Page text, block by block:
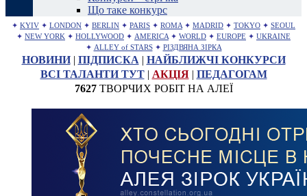
Що таке конкурс
✦ KYIV ✦ LONDON ✦ BERLIN ✦ PARIS ✦ ROMA ✦ MADRID ✦ TOKYO ✦ SEOUL
✦ NEW YORK ✦ HOLLYWOOD ✦ AMERICA ✦ WORLD ✦ EUROPE ✦ UKRAINE
✦ ALLEY of STARS ✦ РІЗДВЯНА ЗІРКА
НОВИНИ| ПІДПИСКА | НАЙБЛИЖЧІ КОНКУРСИ
ВСІ ТАЛАНТИ ТУТ| АКЦІЯ| ПЕДАГОГАМ
7627ТВОРЧИХ РОБІТ НА АЛЕЇ